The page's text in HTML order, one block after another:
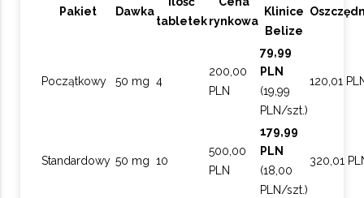
Pakiet Dawka
tabletekrynkowa
Klinice
Belize
Początkowy 50 mg 4
200,00
PLN
79,99
PLN
(19,99
PLN/szt.)
120,01
Standardowy 50 mg 10
500,00
PLN
179,99
PLN
(18,00
PLN/szt.)
320,01